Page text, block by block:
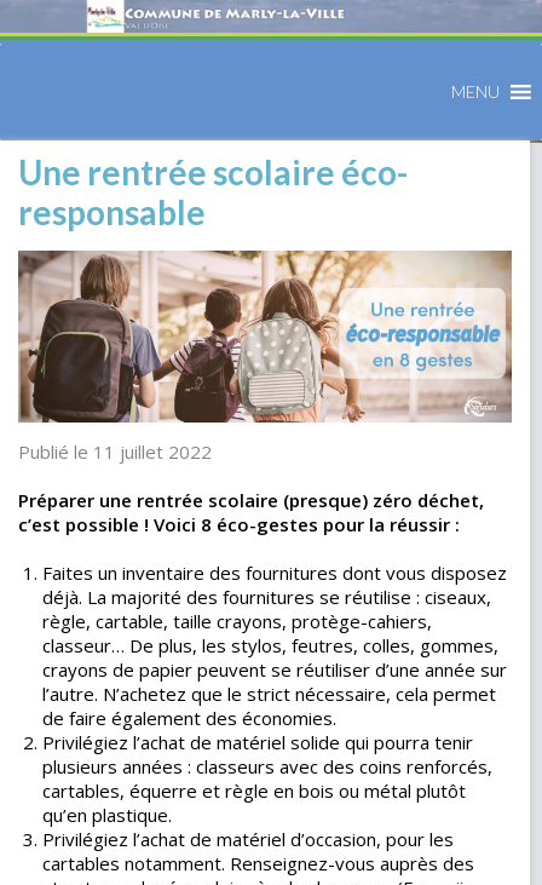
MENU
Une rentrée scolaire éco-
responsable
Publié le 11 juillet 2022
Préparer une rentrée scolaire (presque) zéro déchet,
c’est possible ! Voici 8 éco-gestes pour la réussir :
Faites un inventaire des fournitures dont vous disposez
déjà. La majorité des fournitures se réutilise : ciseaux,
règle, cartable, taille crayons, protège-cahiers,
classeur… De plus, les stylos, feutres, colles, gommes,
crayons de papier peuvent se réutiliser d’une année sur
l’autre. N’achetez que le strict nécessaire, cela permet
de faire également des économies.
Privilégiez l’achat de matériel solide qui pourra tenir
plusieurs années : classeurs avec des coins renforcés,
cartables, équerre et règle en bois ou métal plutôt
qu’en plastique.
Privilégiez l’achat de matériel d’occasion, pour les
cartables notamment. Renseignez-vous auprès des